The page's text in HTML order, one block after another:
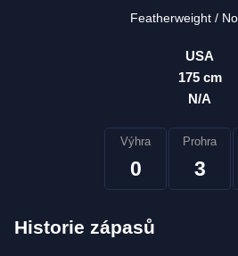
Featherweight
USA
175 cm
N/A
Výhra
0
Prohra
3
Historie zápasů